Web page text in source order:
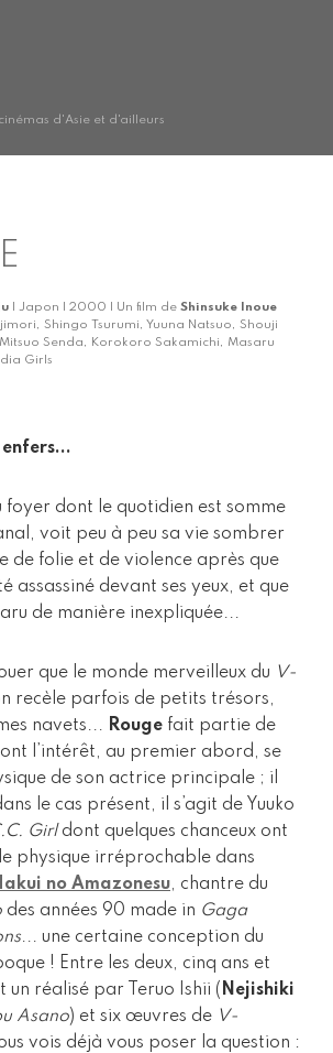
d'Asie et d'ailleurs
| Japon | 2000 | Un film de Shinsuke Inoue
Shingo Tsurumi, Yuuna Natsuo, Shouji
Senda, Korokoro Sakamichi, Masaru
Girls
enfers...
foyer dont le quotidien est somme
voit peu à peu sa vie sombrer
de folie et de violence après que
assassiné devant ses yeux, et que
de manière inexpliquée...
que le monde merveilleux du V-
recèle parfois de petits trésors,
navets... Rouge fait partie de
l’intérêt, au premier abord, se
de son actrice principale ; il
le cas présent, il s’agit de Yuuko
Girldont quelques chanceux ont
physique irréprochable dans
no Amazonesu, chantre du
des années 90 made in Gaga
... une certaine conception du
! Entre les deux, cinq ans et
un réalisé par Teruo Ishii ( Nejishiki
Asano) et six œuvres de V-
vois déjà vous poser la question :